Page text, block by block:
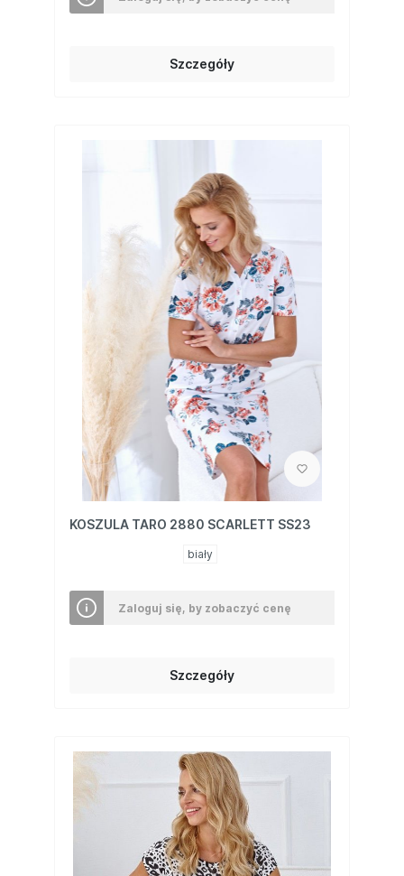
Szczegóły
KOSZULA TARO 2880 SCARLETT SS23
biały
Zaloguj się, by zobaczyć cenę
Szczegóły